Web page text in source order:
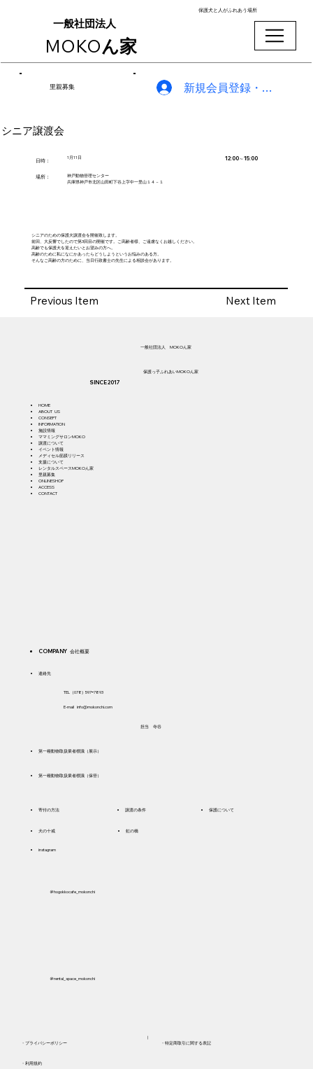
一般社団法人
MOKOん家
里親募集
保護犬と人がふれあう場所
新規会員登録・ログイン
シニア譲渡会
​日時：
場所：
1月11日 12:00～15:00
神戸動物管理センター
兵庫県神戸市北区山田町下谷上字中一里山１４－１
シニアのための保護犬譲渡会を開催致します。
前回、大反響でしたので第3回目の開催です。ご高齢者様、ご遠慮なくお越しください。
高齢でも保護犬を迎えたいとお望みの方へ。
高齢のために私になにかあったらどうしようというお悩みのある方。
そんなご高齢の方のために、当日行政書士の先生による相談会があります。
Previous Item Next Item
​一般社団法人 MOKOん家
HOME
ABOUT US
CONSEPT
INFORMATION
施設情報
ママミングサロンMOKO
譲渡について
イベント情報
メディセル筋膜リリース
支援について
​レ ンタルスペースMOKOん家
​里親募集
ONLINESHOP
ACCESS
CONTACT
SINCE 2017
​保護っ子ふれあいMOKOん家
​┃
​第一種動物取扱業者標識（展示）
寄付の方法 譲渡の条件 保護について
​第一種動物取扱業者標識（保管）
COMPANY 会社概要
犬の十戒
instagram
虹の橋
＠hogokkocafe_mokonchi
​・プライバシーポリシー
＠rental_space_mokonchi
​連絡先
​・特定商取引に関する表記
TEL（078) 597ｰ7893
・利用規約
E-mail info@mokonchi.com
​担当 寺谷